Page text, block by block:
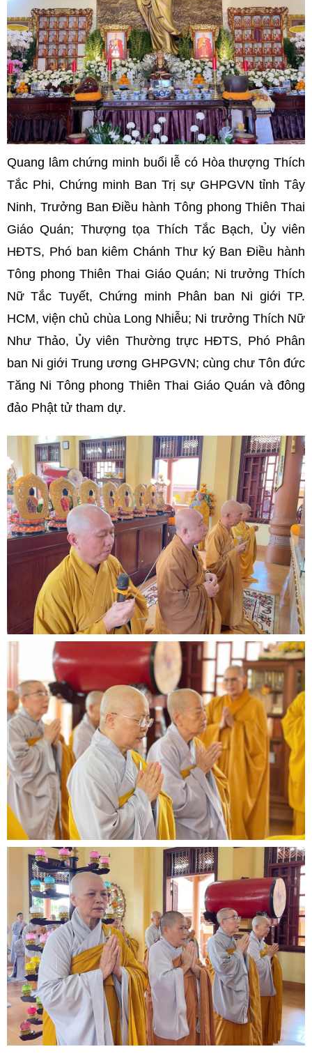
Quang lâm chứng minh buổi lễ có Hòa thượng Thích
Tắc Phi, Chứng minh Ban Trị sự GHPGVN tỉnh Tây
Ninh, Trưởng Ban Điều hành Tông phong Thiên Thai
Giáo Quán; Thượng tọa Thích Tắc Bạch, Ủy viên
HĐTS, Phó ban kiêm Chánh Thư ký Ban Điều hành
Tông phong Thiên Thai Giáo Quán; Ni trưởng Thích
Nữ Tắc Tuyết, Chứng minh Phân ban Ni giới TP.
HCM, viện chủ chùa Long Nhiễu; Ni trưởng Thích Nữ
Như Thảo, Ủy viên Thường trực HĐTS, Phó Phân
ban Ni giới Trung ương GHPGVN; cùng chư Tôn đức
Tăng Ni Tông phong Thiên Thai Giáo Quán và đông
đảo Phật tử tham dự.